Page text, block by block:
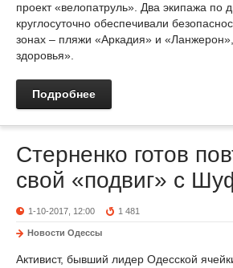
проект «велопатруль». Два экипажа по
круглосуточно обеспечивали
зонах – пляжи «Аркадия» и
здоровья».
Подробнее
Стерненко готов
свой «подвиг» с
1-10-2017, 12:00 1 481
Новости Одессы
Активист, бывший лидер Одесской